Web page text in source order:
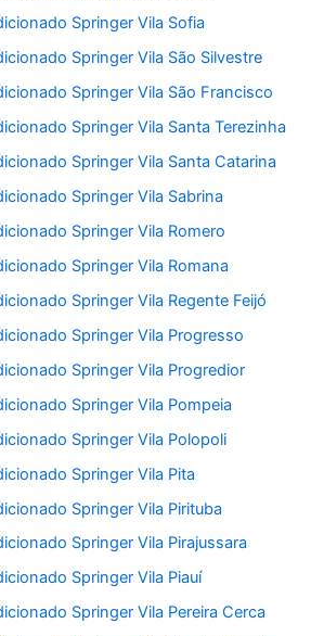
Springer Vila Sofia
Springer Vila São Silvestre
Springer Vila São Francisco
Springer Vila Santa Terezinha
Springer Vila Santa Catarina
Springer Vila Sabrina
Springer Vila Romero
Springer Vila Romana
Springer Vila Regente Feijó
Springer Vila Progresso
Springer Vila Progredior
Springer Vila Pompeia
Springer Vila Polopoli
Springer Vila Pita
Springer Vila Pirituba
Springer Vila Pirajussara
Springer Vila Piauí
Springer Vila Pereira Cerca